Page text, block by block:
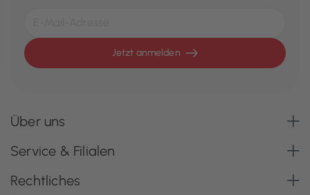
Jetzt anmelden
Über uns
Service & Filialen
Rechtliches